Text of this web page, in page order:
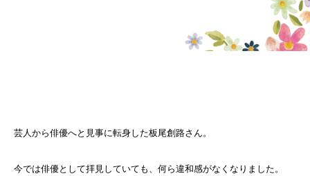
芸人から俳優へと見事に転身した板尾創路さん。
今では俳優として拝見していても、何ら違和感がなくなりました。